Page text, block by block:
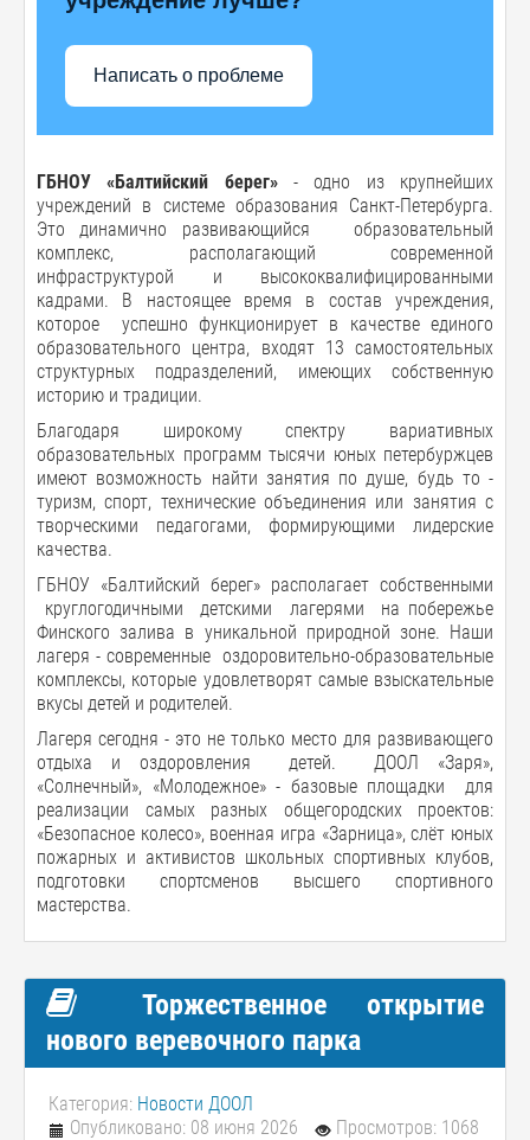
Написать о проблеме
ГБНОУ «Балтийский берег»- одно из крупнейших
учреждений в системе образования Санкт-Петербурга.
Это динамично развивающийся образовательный
комплекс, располагающий современной
инфраструктурой и высококвалифицированными
кадрами. В настоящее время в состав учреждения,
которое успешно функционирует в качестве единого
образовательного центра, входят 13 самостоятельных
структурных подразделений, имеющих собственную
историю и традиции.
Благодаря широкому спектру вариативных
образовательных программ тысячи юных петербуржцев
имеют возможность найти занятия по душе, будь то -
туризм, спорт, технические объединения или занятия с
творческими педагогами, формирующими лидерские
качества.
ГБНОУ «Балтийский берег» располагает собственными
круглогодичными детскими лагерями на побережье
Финского залива в уникальной природной зоне. Наши
лагеря - современные оздоровительно-образовательные
комплексы, которые удовлетворят самые взыскательные
вкусы детей и родителей.
Лагеря сегодня - это не только место для развивающего
отдыха и оздоровления детей. ДООЛ «Заря»,
«Солнечный», «Молодежное» - базовые площадки для
реализации самых разных общегородских проектов:
«Безопасное колесо», военная игра «Зарница», слёт юных
пожарных и активистов школьных спортивных клубов,
подготовки спортсменов высшего спортивного
мастерства.
Торжественное открытие
нового веревочного парка
Категория: Новости ДООЛ
Опубликовано: 08 июня 2026
Просмотров: 1068